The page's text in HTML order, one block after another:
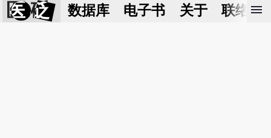
医 砭 数据库 电子书 关于 联络我
menu